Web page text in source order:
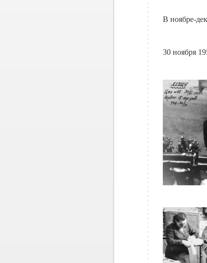
В ноябре-
30 ноября